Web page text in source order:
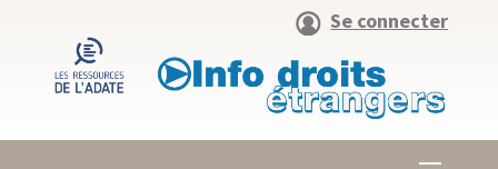
Se connecter